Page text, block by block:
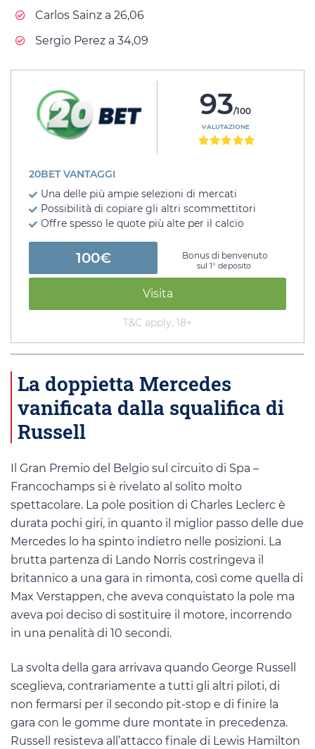
Carlos Sainz a 26,06
Sergio Perez a 34,09
93/100
VALUTAZIONE
20BET VANTAGGI
Una delle più ampie selezioni di mercati
Possibilità di copiare gli altri scommettitori
Offre spesso le quote più alte per il calcio
100€ Bonus di benvenuto
sul 1° deposito
Visita
T&C apply, 18+
La doppietta Mercedes
vanificata dalla squalifica di
Russell
Il Gran Premio del Belgio sul circuito di Spa –
Francochamps si è rivelato al solito molto
spettacolare. La pole position di Charles Leclerc è
durata pochi giri, in quanto il miglior passo delle due
Mercedes lo ha spinto indietro nelle posizioni. La
brutta partenza di Lando Norris costringeva il
britannico a una gara in rimonta, così come quella di
Max Verstappen, che aveva conquistato la pole ma
aveva poi deciso di sostituire il motore, incorrendo
in una penalità di 10 secondi.
La svolta della gara arrivava quando George Russell
sceglieva, contrariamente a tutti gli altri piloti, di
non fermarsi per il secondo pit-stop e di finire la
gara con le gomme dure montate in precedenza.
Russell resisteva all’attacco finale di Lewis Hamilton